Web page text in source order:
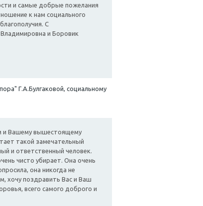
и самые добрые пожелания
к нам социального
С
и Боровик
Г.А.Булгаковой, социальному
и Вашему вышестоящему
такой замечательный
и ответственный человек.
чисто убирает. Она очень
она никогда не
хочу поздравить Вас и Ваш
всего самого доброго и